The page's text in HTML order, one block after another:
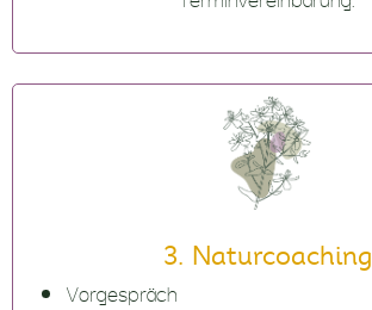
3. Naturcoaching
Vorgespräch